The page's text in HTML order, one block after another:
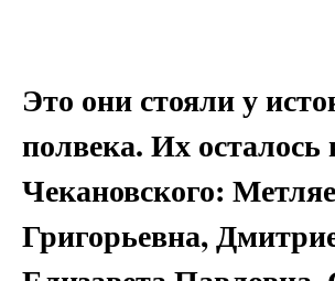
Это они стояли у
полвека. Их
Чекановского:
Григорьевна,